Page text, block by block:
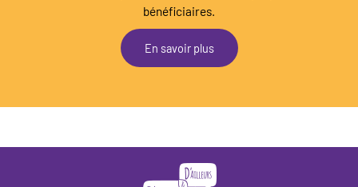
bénéficiaires.
En savoir plus